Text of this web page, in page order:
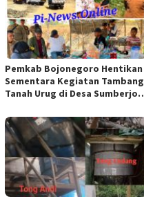
Pemkab Bojonegoro Hentikan
Sementara Kegiatan Tambang
Tanah Urug di Desa Sumberjo
Lintas Instansi